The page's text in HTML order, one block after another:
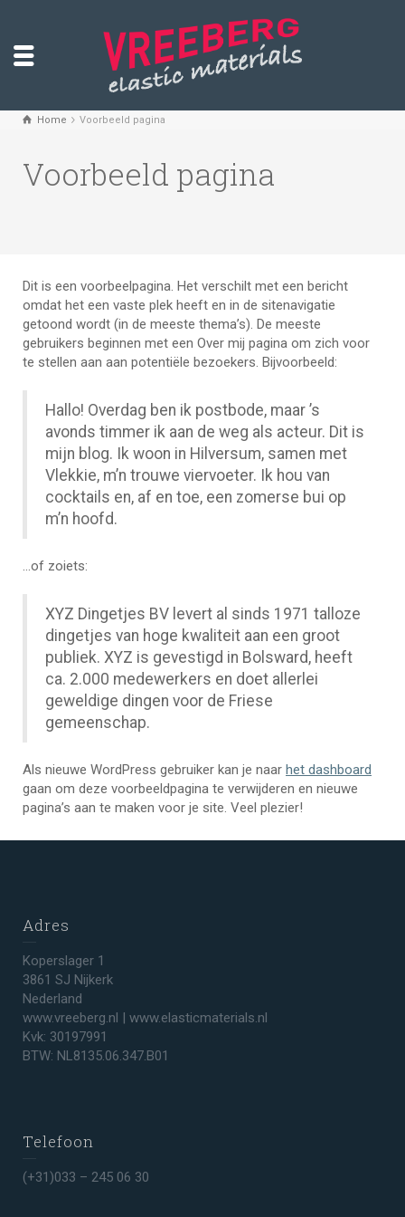
Home Voorbeeld pagina
Voorbeeld pagina
Dit is een voorbeelpagina. Het verschilt met een bericht
omdat het een vaste plek heeft en in de sitenavigatie
getoond wordt (in de meeste thema’s). De meeste
gebruikers beginnen met een Over mij pagina om zich voor
te stellen aan aan potentiële bezoekers. Bijvoorbeeld:
Hallo! Overdag ben ik postbode, maar ’s
avonds timmer ik aan de weg als acteur. Dit is
mijn blog. Ik woon in Hilversum, samen met
Vlekkie, m’n trouwe viervoeter. Ik hou van
cocktails en, af en toe, een zomerse bui op
m’n hoofd.
…of zoiets:
XYZ Dingetjes BV levert al sinds 1971 talloze
dingetjes van hoge kwaliteit aan een groot
publiek. XYZ is gevestigd in Bolsward, heeft
ca. 2.000 medewerkers en doet allerlei
geweldige dingen voor de Friese
gemeenschap.
Als nieuwe WordPress gebruiker kan je naar het dashboard
gaan om deze voorbeeldpagina te verwijderen en nieuwe
pagina’s aan te maken voor je site. Veel plezier!
Adres
Koperslager 1
3861 SJ Nijkerk
Nederland
www.vreeberg.nl | www.elasticmaterials.nl
Kvk: 30197991
BTW: NL8135.06.347.B01
Telefoon
(+31)033 – 245 06 30